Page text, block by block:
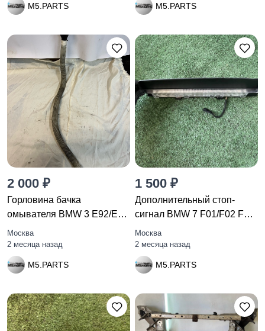
M5.PARTS M5.PARTS
2 000 ₽
Горловина бачка
омывателя BMW 3 E92/E93
рест. E92
Москва
2 месяца назад
M5.PARTS
1 500 ₽
Дополнительный стоп-
сигнал BMW 7 F01/F02 F01
2010
Москва
2 месяца назад
M5.PARTS